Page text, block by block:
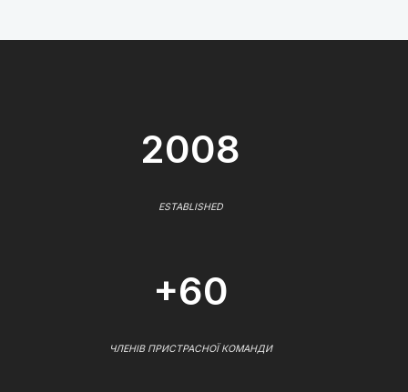
2008
ESTABLISHED
+60
ЧЛЕНІВ ПРИСТРАСНОЇ КОМАНДИ